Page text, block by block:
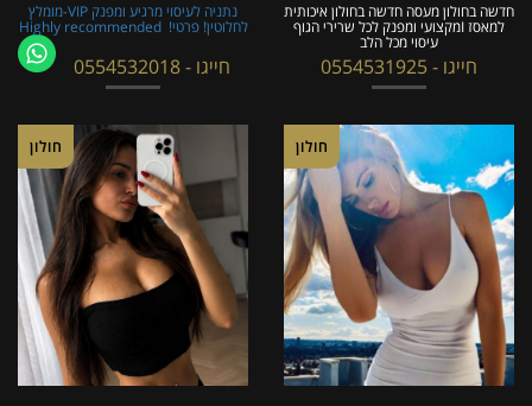
נתניה לעיסוי מרגיע ומפנק VIP-מומלץ
לחלוטין! פרטי! ​​​​​​ Highly recommended
חייגו - 0554532018
חדשה בחולון מעסה חדשה בחולון איכותית
למאסז Iמקצועי ומפנק לכל שרירי הגוף
עיסוי מכל הלב
חייגו - 0554531925
חולון חולון